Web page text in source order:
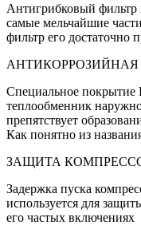
Антигрибковый фильтр
самые мельчайшие
фильтр его достаточно
АНТИКОРРОЗИЙНАЯ
Специальное покрытие
теплообменник
препятствует
Как понятно из
ЗАЩИТА
Задержка пуска
используется для
его частых включениях